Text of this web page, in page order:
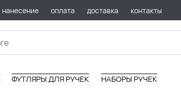
нанесение оплата доставка контакты
ФУТЛЯРЫ ДЛЯ РУЧЕК НАБОРЫ РУЧЕК